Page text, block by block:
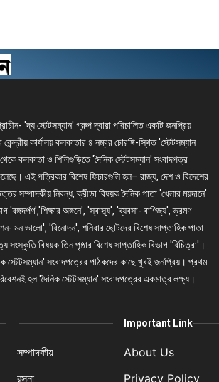
'দ্য স্টেটসম্যান' গ্রুপ দ্বারা পরিচালিত একটি জনপ্রিয়
কার্যালয় কলকাতার ৪ নম্বর চৌরঙ্গি-স্থিত 'স্টেটসম্যান
কলকাতা ও শিলিগুড়িতে 'দৈনিক স্টেটসম্যান' সংবাদপত্র
এই পত্রিকার বিশেষ ফিচারগুলি হল– রাজ্য, দেশ ও বিদেশের
সম্পাদকীয় নিবন্ধ, ক্রীড়া বিষয়ক দৈনিক পাতা 'খেলার ময়দানে'
'বঙ্গদর্পণ','শিক্ষার অঙ্গনে', 'স্বাস্থ্য', 'ব্যবসা- বাণিজ্য', ভ্রমণ
মন ভালো', 'বিনোদন', শনিবার ছোটদের বিশেষ সাপ্তাহিক পাতা
সংস্কৃতি বিষয়ক তিন পৃষ্ঠার বিশেষ সাপ্তাহিক বিভাগ 'বিচিত্রা'।
স্টেটসম্যান' সংবাদপত্রের পাঠকদের কাছে খুবই জনপ্রিয়। প্রথম
হল 'দৈনিক স্টেটসম্যান' সংবাদপত্রের একমাত্র লক্ষ্য।
সম্পাদকীয়
রসনা
Important Link
About Us
Privacy Policy